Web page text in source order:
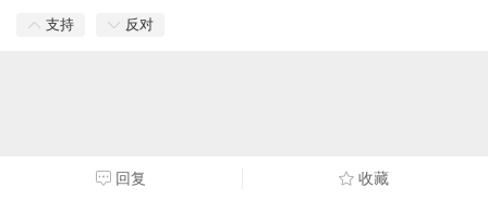
支持 反对
回复 收藏